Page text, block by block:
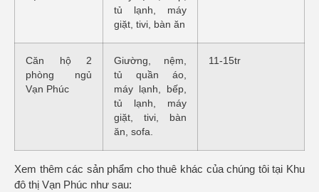
tủ lạnh, máy
giặt, tivi, bàn ăn
Căn hộ 2
phòng ngủ
Vạn Phúc
Giường, nệm,
tủ quần áo,
máy lạnh, bếp,
tủ lạnh, máy
giặt, tivi, bàn
ăn, sofa.
11-15tr
Xem thêm các sản phẩm cho thuê khác của chúng tôi tại Khu
đô thị Vạn Phúc như sau: